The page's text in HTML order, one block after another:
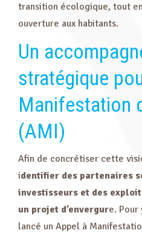
transition écologique, tout
ouverture aux habitants.
Un
stratégique
Manifestation
(AMI)
Afin de concrétiser cette
identifier des partenaires
investisseurs et des
un projet d’envergure.
lancé un Appel à